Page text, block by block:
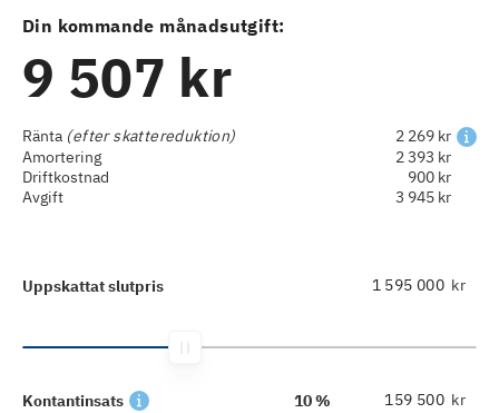
Din kommande månadsutgift:
9 507 kr
Ränta (efter skattereduktion)
2 269 kr
Amortering
2 393 kr
Driftkostnad
900 kr
Avgift
3 945 kr
Uppskattat slutpris kr
Kontantinsats 10 % kr